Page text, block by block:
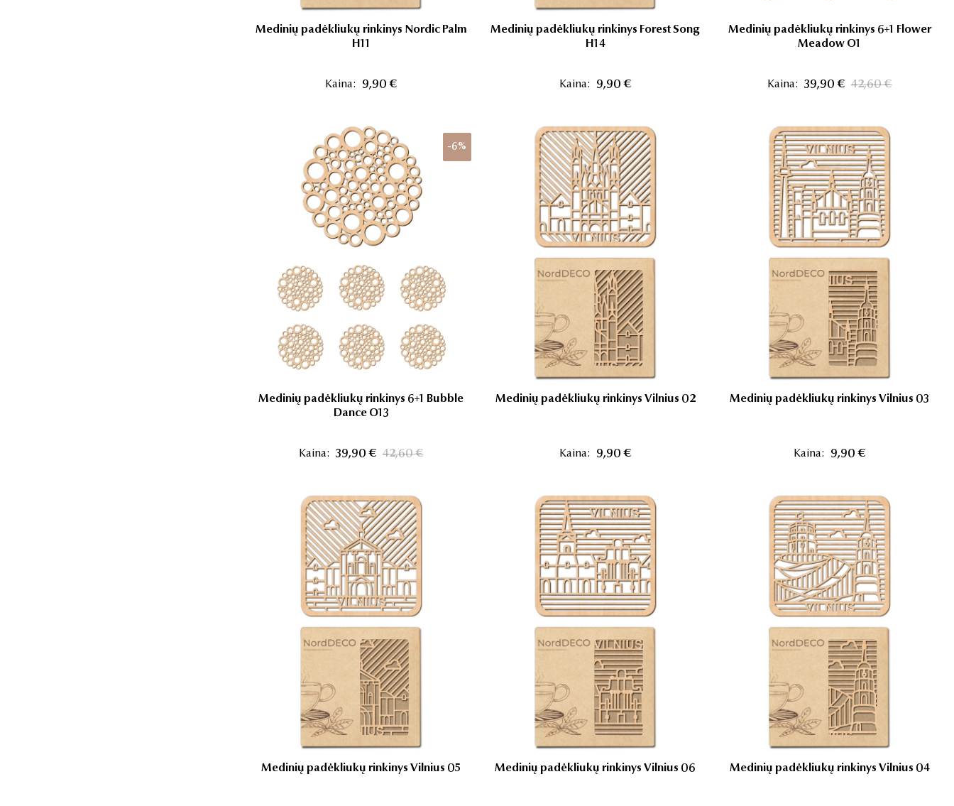
Medinių padėkliukų rinkinys Nordic Palm
H11
Kaina: 9,90 €
Medinių padėkliukų rinkinys Forest Song
H14
Kaina: 9,90 €
Medinių padėkliukų rinkinys 6+1 Flower
Meadow O1
Kaina: 39,90 € 42,60 €
-6%
Medinių padėkliukų rinkinys 6+1 Bubble
Dance O13
Kaina: 39,90 € 42,60 €
Medinių padėkliukų rinkinys Vilnius 02
Kaina: 9,90 €
Medinių padėkliukų rinkinys Vilnius 03
Kaina: 9,90 €
Medinių padėkliukų rinkinys Vilnius 05 Medinių padėkliukų rinkinys Vilnius 06 Medinių padėkliukų rinkinys Vilnius 04